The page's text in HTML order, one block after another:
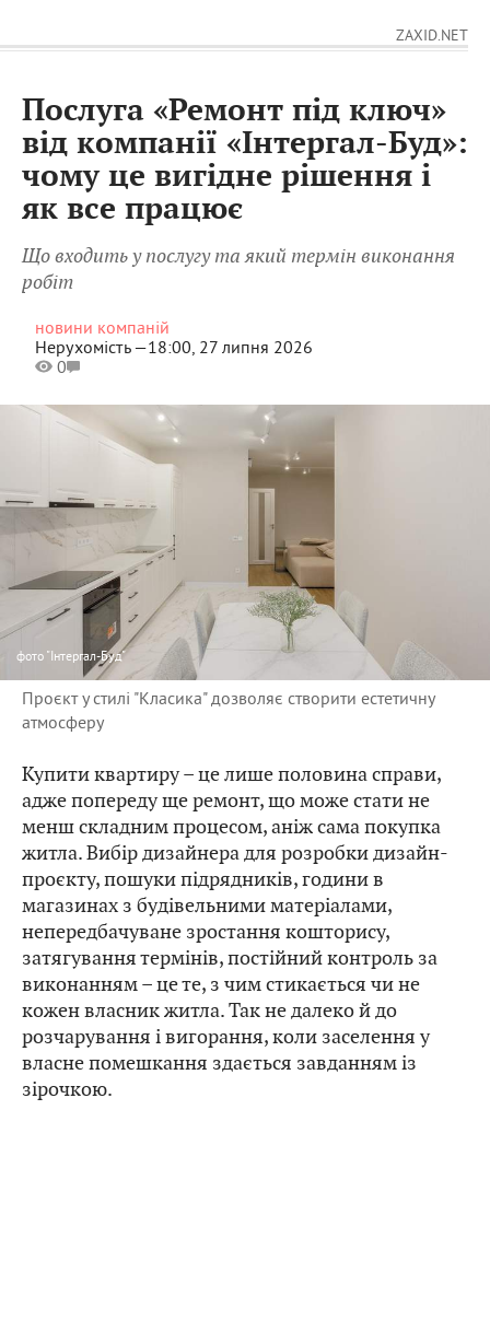
ZAXID.NET
Послуга «Ремонт під ключ»
від компанії «Інтергал-Буд»:
чому це вигідне рішення і
як все працює
Що входить у послугу та який термін виконання
робіт
новини компаній
Нерухомість —18:00, 27 липня 2026
0
фото "Інтергал-Буд"
Проєкт у стилі "Класика" дозволяє створити естетичну
атмосферу
Купити квартиру – це лише половина справи,
адже попереду ще ремонт, що може стати не
менш складним процесом, аніж сама покупка
житла. Вибір дизайнера для розробки дизайн-
проєкту, пошуки підрядників, години в
магазинах з будівельними матеріалами,
непередбачуване зростання кошторису,
затягування термінів, постійний контроль за
виконанням – це те, з чим стикається чи не
кожен власник житла. Так не далеко й до
розчарування і вигорання, коли заселення у
власне помешкання здається завданням із
зірочкою.